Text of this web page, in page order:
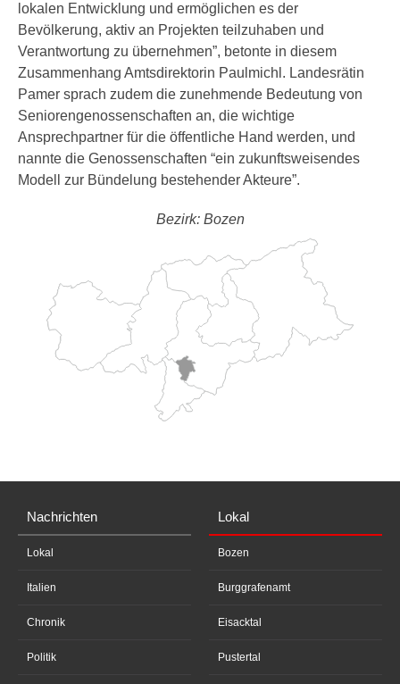
lokalen Entwicklung und ermöglichen es der
Bevölkerung, aktiv an Projekten teilzuhaben und
Verantwortung zu übernehmen”, betonte in diesem
Zusammenhang Amtsdirektorin Paulmichl. Landesrätin
Pamer sprach zudem die zunehmende Bedeutung von
Seniorengenossenschaften an, die wichtige
Ansprechpartner für die öffentliche Hand werden, und
nannte die Genossenschaften “ein zukunftsweisendes
Modell zur Bündelung bestehender Akteure”.
Bezirk: Bozen
Nachrichten
Lokal
Italien
Chronik
Politik
Lokal
Bozen
Burggrafenamt
Eisacktal
Pustertal